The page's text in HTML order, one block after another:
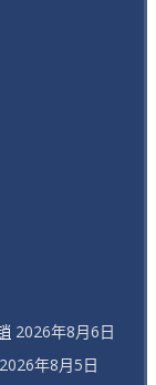
2026年8月6日
2026年8月5日